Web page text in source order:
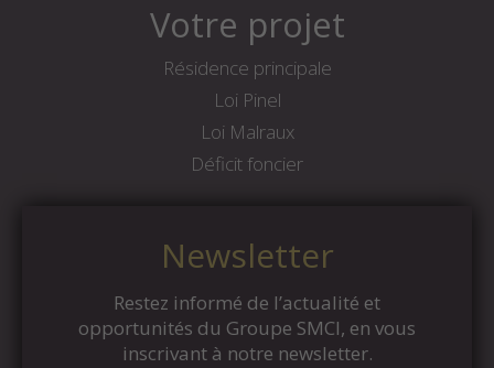
Votre projet
Résidence principale
Loi Pinel
Loi Malraux
Déficit foncier
Newsletter
Restez informé de l’actualité et
opportunités du Groupe SMCI, en vous
inscrivant à notre newsletter.